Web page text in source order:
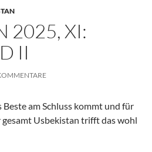
2025, XI:
II
Beste am Schluss kommt und für
Usbekistan trifft das wohl